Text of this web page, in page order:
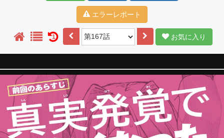
エラーレポート
1 お気に入り